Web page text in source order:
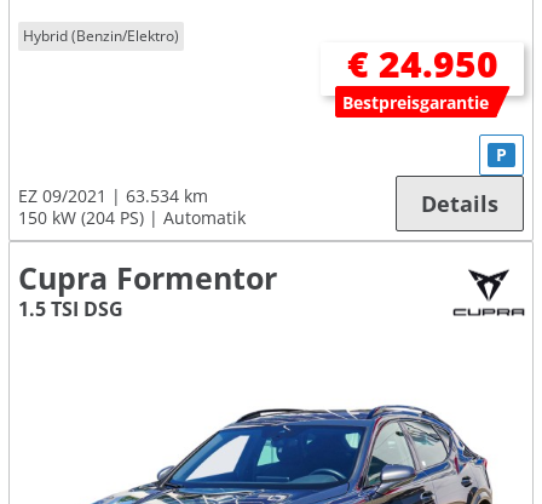
Hybrid (Benzin/Elektro)
€ 24.950
Bestpreisgarantie
EZ 09/2021
63.534 km
150 kW (204 PS)
Automatik
P
Details
Cupra Formentor
1.5 TSI DSG